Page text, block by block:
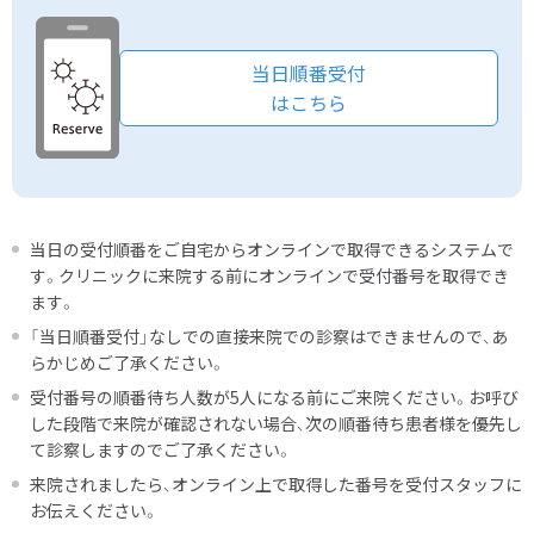
当日順番受付
はこちら
当日の受付順番をご自宅からオンラインで取得できるシステムで
す。クリニックに来院する前にオンラインで受付番号を取得でき
ます。
「当日順番受付」なしでの直接来院での診察はできませんので、あ
らかじめご了承ください。
受付番号の順番待ち人数が5人になる前にご来院ください。お呼び
した段階で来院が確認されない場合、次の順番待ち患者様を優先し
て診察しますのでご了承ください。
来院されましたら、オンライン上で取得した番号を受付スタッフに
お伝えください。